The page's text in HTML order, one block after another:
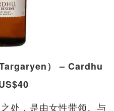
） – Cardhu
处，是由女性带领。与